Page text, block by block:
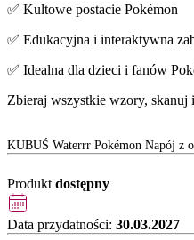
✅ Kultowe postacie Pokémon
✅ Edukacyjna i interaktywna
✅ Idealna dla dzieci i fanów
Zbieraj wszystkie wzory,
KUBUŚ Waterrr Pokémon Napój z
Produkt dostępny
Data przydatności: 30.03.2027